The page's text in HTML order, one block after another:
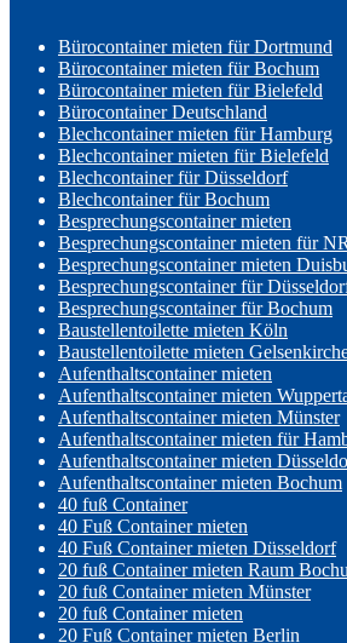
Bürocontainer mieten für Dortmund
Bürocontainer mieten für Bochum
Bürocontainer mieten für Bielefeld
Bürocontainer Deutschland
Blechcontainer mieten für Hamburg
Blechcontainer mieten für Bielefeld
Blechcontainer für Düsseldorf
Blechcontainer für Bochum
Besprechungscontainer mieten
Besprechungscontainer mieten für
Besprechungscontainer mieten
Besprechungscontainer für
Besprechungscontainer für Bochum
Baustellentoilette mieten Köln
Baustellentoilette mieten
Aufenthaltscontainer mieten
Aufenthaltscontainer mieten
Aufenthaltscontainer mieten Münster
Aufenthaltscontainer mieten für
Aufenthaltscontainer mieten
Aufenthaltscontainer mieten Bochum
40 fuß Container
40 Fuß Container mieten
40 Fuß Container mieten Düsseldorf
20 fuß Container mieten Raum
20 fuß Container mieten Münster
20 fuß Container mieten
20 Fuß Container mieten Berlin